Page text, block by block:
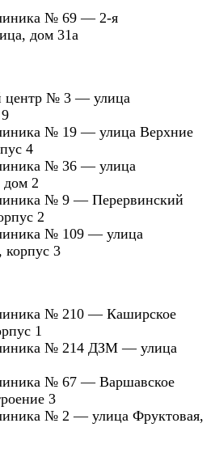
№ 69 — 2-я
дом 31а
центр № 3 — улица
№ 19 — улица Верхние
4
№ 36 — улица
дом 2
№ 9 — Перервинский
2
№ 109 — улица
корпус 3
№ 210 — Каширское
1
№ 214 ДЗМ — улица
№ 67 — Варшавское
3
№ 2 — улица Фруктовая,